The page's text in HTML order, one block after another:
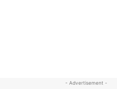
- Advertisement -